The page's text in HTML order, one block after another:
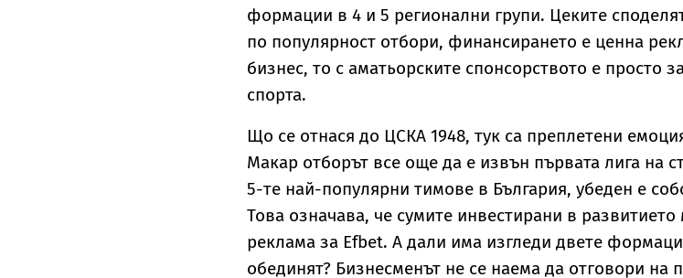
формации в 4 и 5 регионални групи. Цеките
по популярност отбори, финансирането е ценна
бизнес, то с аматьорските спонсорството е просто
спорта.
Що се отнася до ЦСКА 1948, тук са преплетени
Макар отборът все още да е извън първата лига на
5-те най-популярни тимове в България, убеден е
Това означава, че сумите инвестирани в развитието
реклама за Efbet. А дали има изгледи двете
обединят? Бизнесменът не се наема да отговори на